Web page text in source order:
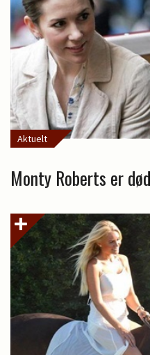
Aktuelt
Monty Roberts er død